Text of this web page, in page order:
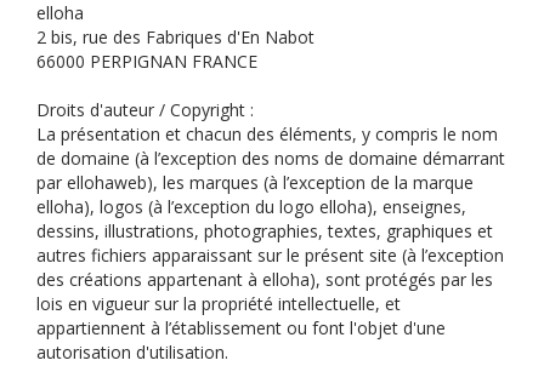
elloha
2 bis, rue des Fabriques d'En Nabot
66000 PERPIGNAN FRANCE
Droits d'auteur / Copyright :
La présentation et chacun des éléments, y compris le nom
de domaine (à l’exception des noms de domaine démarrant
par ellohaweb), les marques (à l’exception de la marque
elloha), logos (à l’exception du logo elloha), enseignes,
dessins, illustrations, photographies, textes, graphiques et
autres fichiers apparaissant sur le présent site (à l’exception
des créations appartenant à elloha), sont protégés par les
lois en vigueur sur la propriété intellectuelle, et
appartiennent à l’établissement ou font l'objet d'une
autorisation d'utilisation.